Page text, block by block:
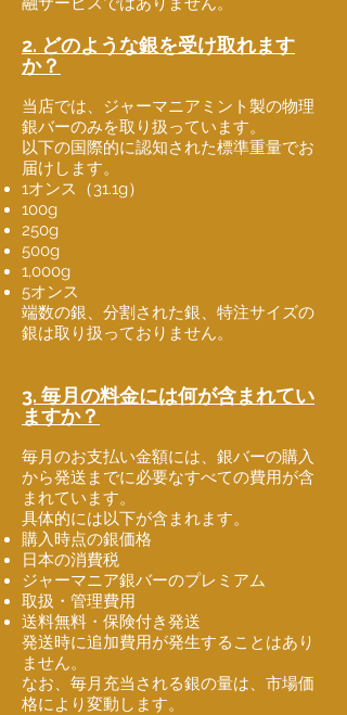
2. どのような銀を受け取れます
か？
当店では、ジャーマニアミント製の物理
銀バーのみを取り扱っています。
以下の国際的に認知された標準重量でお
届けします。
1オンス（31.1g）
100g
250g
500g
1,000g
5オンス
端数の銀、分割された銀、特注サイズの
銀は取り扱っておりません。
3. 毎月の料金には何が含まれてい
ますか？
毎月のお支払い金額には、銀バーの購入
から発送までに必要なすべての費用が含
まれています。
具体的には以下が含まれます。
購入時点の銀価格
日本の消費税
ジャーマニア銀バーのプレミアム
取扱・管理費用
送料無料・保険付き発送
発送時に追加費用が発生することはあり
ません。
なお、毎月充当される銀の量は、市場価
格により変動します。